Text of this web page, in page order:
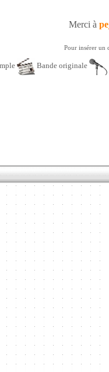
Merci à
Pour insérer un
Bande originale